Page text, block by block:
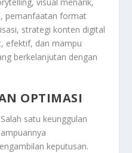
pemanfaatan format
strategi konten digital
efektif, dan mampu
berkelanjutan dengan
OPTIMASI
satu keunggulan
keputusan.